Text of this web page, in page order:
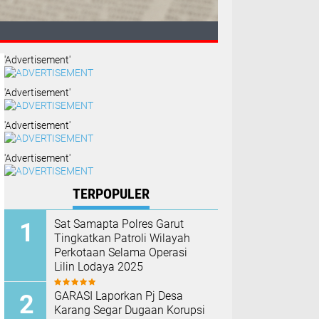
'Advertisement'
'Advertisement'
'Advertisement'
'Advertisement'
TERPOPULER
Sat Samapta Polres Garut
Tingkatkan Patroli Wilayah
Perkotaan Selama Operasi
Lilin Lodaya 2025
GARASI Laporkan Pj Desa
Karang Segar Dugaan Korupsi